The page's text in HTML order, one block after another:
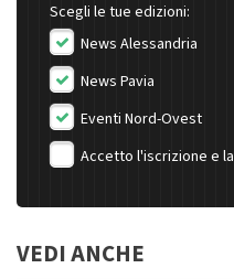
Scegli le tue edizioni:
News Alessandria
News Pavia
Eventi Nord-Ovest
Accetto l'iscrizione e la
VEDI ANCHE